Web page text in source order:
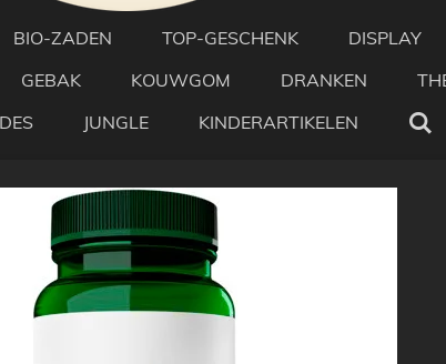
BIO-ZADEN TOP-GESCHENK DISPLAY
GEBAK KOUWGOM DRANKEN
JUNGLE KINDERARTIKELEN